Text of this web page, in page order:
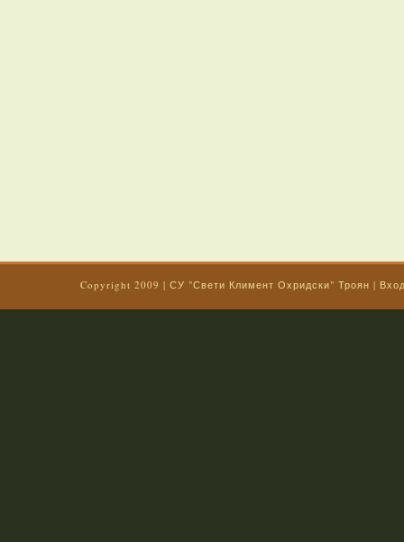
Copyright 2009 | СУ "Свети Климент Охридски" Троян |